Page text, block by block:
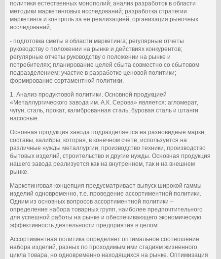
политики естественных монополий; анализ разработок в области
методики маркетинговых исследований; разработка стратегии
маркетинга и контроль за ее реализацией; организация рыночных
исследований;
- подготовка сметы в области маркетинга; регулярные отчеты
руководству о положении на рынке и действиях конкурентов;
регулярные отчеты руководству о положении на рынке и
потребителях; планирование целей сбыта совместно со сбытовом
подразделением; участие в разработке ценовой политики;
формирование сортаментной политики.
1. Анализ продуктовой политики. Основной продукцией
«Металлургического завода им. А.К. Серова» является: агломерат,
чугун, сталь, прокат, калиброванная сталь, буровая сталь и штанги
насосные.
Основная продукция завода подразделяется на разновидные марки,
составы, калибры, которая, в конечном счете, используется на
различные нужды металлургии, производство техники, производство
бытовых изделий, строительство и другие нужды. Основная продукция
нашего завода реализуется как на внутреннем, так и на внешнем
рынке.
Маркетинговая концепция предусматривает выпуск широкой гаммы
изделий одновременно, т.е. проведение ассортиментной политики.
Одним из основных вопросов ассортиментной политики –
определение набора товарных групп, наиболее предпочтительного
для успешной работы на рынке и обеспечивающего экономическую
эффективность деятельности предприятия в целом.
Ассортиментная политика определяет оптимальное соотношение
набора изделий, разных по проходимым ими стадиям жизненного
цикла товара, но одновременно находящихся на рынке. Оптимизация